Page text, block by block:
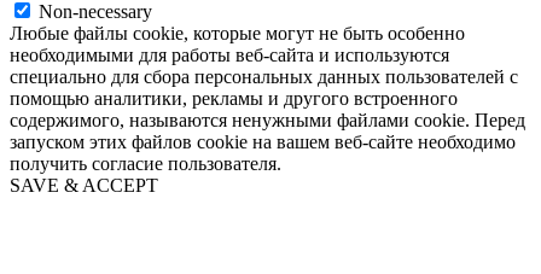
Non-necessary
Любые файлы cookie, которые могут не быть особенно
необходимыми для работы веб-сайта и используются
специально для сбора персональных данных пользователей с
помощью аналитики, рекламы и другого встроенного
содержимого, называются ненужными файлами cookie. Перед
запуском этих файлов cookie на вашем веб-сайте необходимо
получить согласие пользователя.
SAVE & ACCEPT